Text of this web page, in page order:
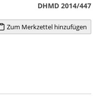
DHMD 2014/447
Zum Merkzettel hinzufügen